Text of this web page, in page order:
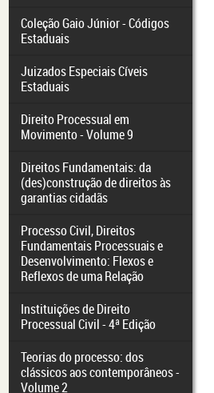
Coleção Gaio Júnior - Códigos
Estaduais
Juizados Especiais Cíveis
Estaduais
Direito Processual em
Movimento - Volume 9
Direitos Fundamentais: da
(des)construção de direitos às
garantias cidadãs
Processo Civil, Direitos
Fundamentais Processuais e
Desenvolvimento: Flexos e
Reflexos de uma Relação
Instituições de Direito
Processual Civil - 4ª Edição
Teorias do processo: dos
clássicos aos contemporâneos -
Volume 2